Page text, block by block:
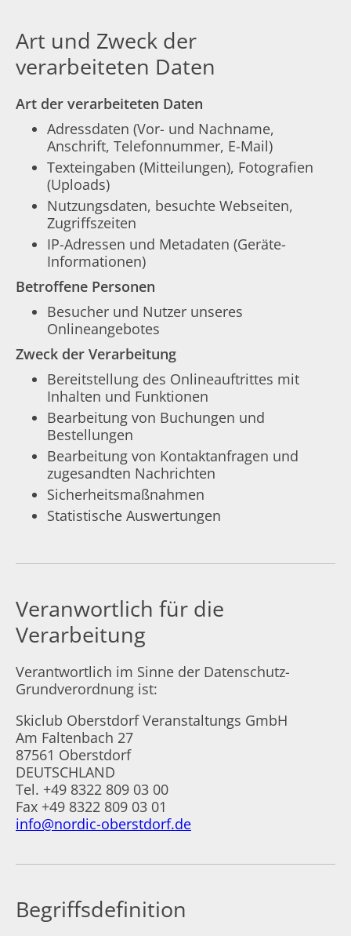
Art und Zweck der
verarbeiteten Daten
Art der verarbeiteten Daten
Adressdaten (Vor- und Nachname,
Anschrift, Telefonnummer, E-Mail)
Texteingaben (Mitteilungen), Fotografien
(Uploads)
Nutzungsdaten, besuchte Webseiten,
Zugriffszeiten
IP-Adressen und Metadaten (Geräte-
Informationen)
Betroffene Personen
Besucher und Nutzer unseres
Onlineangebotes
Zweck der Verarbeitung
Bereitstellung des Onlineauftrittes mit
Inhalten und Funktionen
Bearbeitung von Buchungen und
Bestellungen
Bearbeitung von Kontaktanfragen und
zugesandten Nachrichten
Sicherheitsmaßnahmen
Statistische Auswertungen
Veranwortlich für die
Verarbeitung
Verantwortlich im Sinne der Datenschutz-
Grundverordnung ist:
Skiclub Oberstdorf Veranstaltungs GmbH
Am Faltenbach 27
87561 Oberstdorf
DEUTSCHLAND
Tel. +49 8322 809 03 00
Fax +49 8322 809 03 01
info@nordic-oberstdorf.de
Begriffsdefinition